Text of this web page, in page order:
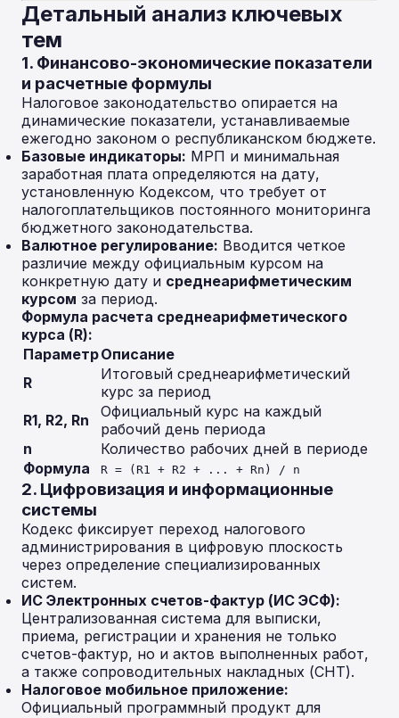
Детальный анализ ключевых
тем
1. Финансово-экономические показатели
и расчетные формулы
Налоговое законодательство опирается на
динамические показатели, устанавливаемые
ежегодно законом о республиканском бюджете.
Базовые индикаторы: МРП и минимальная
заработная плата определяются на дату,
установленную Кодексом, что требует от
налогоплательщиков постоянного мониторинга
бюджетного законодательства.
Валютное регулирование: Вводится четкое
различие между официальным курсом на
конкретную дату и среднеарифметическим
курсом за период.
Формула расчета среднеарифметического
курса (R):
ПараметрОписание
R
Итоговый среднеарифметический
курс за период
R1, R2, Rn
Официальный курс на каждый
рабочий день периода
n
Количество рабочих дней в периоде
Формула
R = (R1 + R2 + ... + Rn) / n
2. Цифровизация и информационные
системы
Кодекс фиксирует переход налогового
администрирования в цифровую плоскость
через определение специализированных
систем.
ИС Электронных счетов-фактур (ИС ЭСФ):
Централизованная система для выписки,
приема, регистрации и хранения не только
счетов-фактур, но и актов выполненных работ,
а также сопроводительных накладных (СНТ).
Налоговое мобильное приложение:
Официальный программный продукт для